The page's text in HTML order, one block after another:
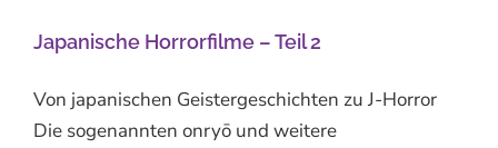
Japanische Horrorfilme – Teil 2
Von japanischen Geistergeschichten zu J-Horror
Die sogenannten onryō und weitere